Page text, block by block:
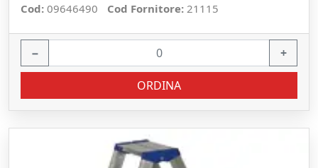
Cod: 09646490 Cod Fornitore: 21115
− +
ORDINA